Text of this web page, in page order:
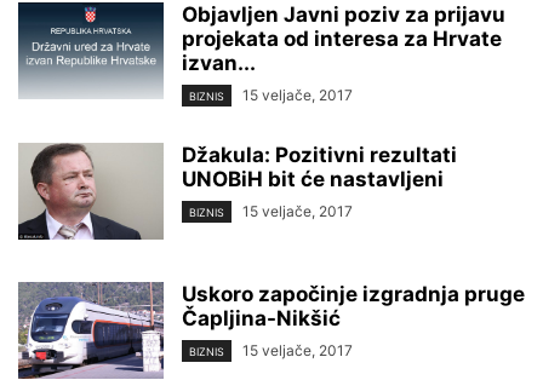
Objavljen Javni poziv za prijavu
projekata od interesa za Hrvate
izvan...
BIZNIS 15 veljače, 2017
Džakula: Pozitivni rezultati
UNOBiH bit će nastavljeni
BIZNIS 15 veljače, 2017
Uskoro započinje izgradnja pruge
Čapljina-Nikšić
BIZNIS 15 veljače, 2017